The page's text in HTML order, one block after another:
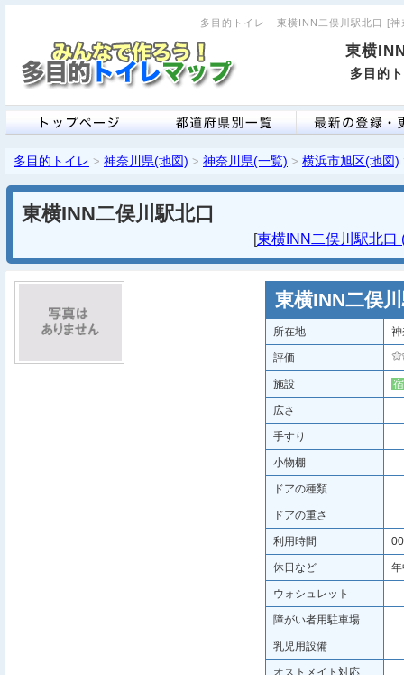
多目的トイレ - 東横INN二俣川駅北口 [
東横
多目的
多目的トイレ > 神奈川県(地図) > 神奈川県(一覧) > 横浜市旭区(地図)
東横INN二俣川駅北口
[東横INN二俣川駅北口
東横INN二俣
所在地
評価
施設 宿
広さ
手すり
小物棚
ドアの種類
ドアの重さ
利用時間
休日など
ウォシュレット
障がい者用駐車場
乳児用設備